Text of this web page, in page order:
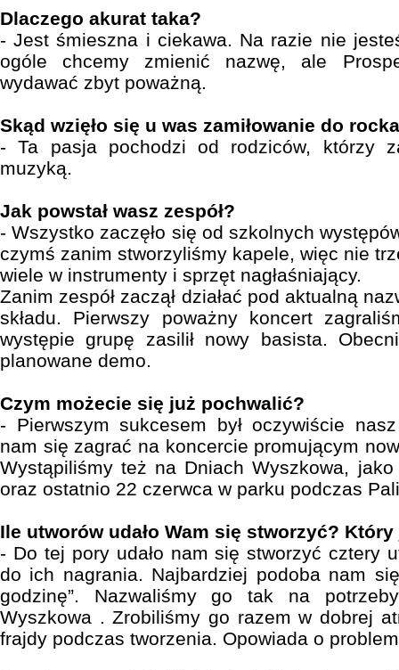
Dlaczego akurat taka?
- Jest śmieszna i ciekawa. Na razie nie
ogóle chcemy zmienić nazwę, ale
wydawać zbyt poważną.
Skąd wzięło się u was zamiłowanie do
- Ta pasja pochodzi od rodziców, którzy
muzyką.
Jak powstał wasz zespół?
- Wszystko zaczęło się od szkolnych
czymś zanim stworzyliśmy kapele, więc nie
wiele w instrumenty i sprzęt nagłaśniający.
Zanim zespół zaczął działać pod aktualną
składu. Pierwszy poważny koncert
występie grupę zasilił nowy basista.
planowane demo.
Czym możecie się już pochwalić?
- Pierwszym sukcesem był oczywiście
nam się zagrać na koncercie promującym
Wystąpiliśmy też na Dniach Wyszkowa, jako
oraz ostatnio 22 czerwca w parku podczas
Ile utworów udało Wam się stworzyć?
- Do tej pory udało nam się stworzyć cztery
do ich nagrania. Najbardziej podoba nam
godzinę”. Nazwaliśmy go tak na
Wyszkowa . Zrobiliśmy go razem w dobrej
frajdy podczas tworzenia. Opowiada o